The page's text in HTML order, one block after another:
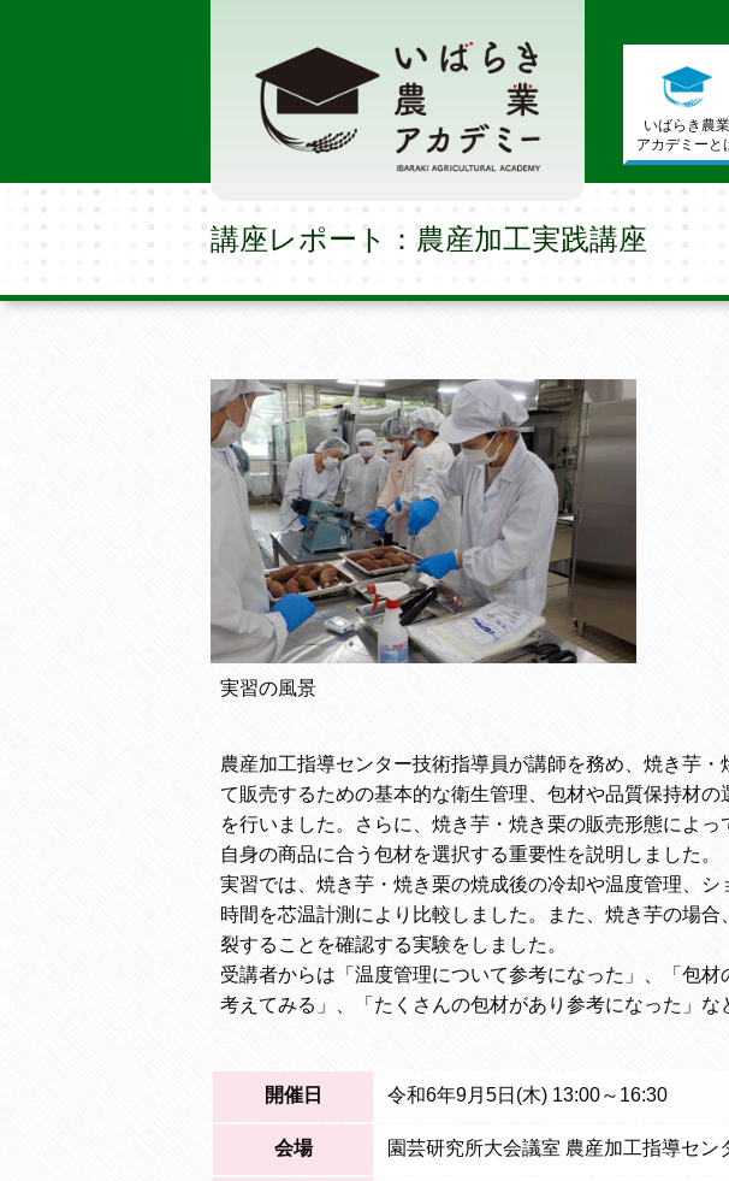
いばらき農業
アカデミーと
講座レポート：農産加工実践講座
実習の風景
農産加工指導センター技術指導員が講師を務め、焼き芋
て販売するための基本的な衛生管理、包材や品質保持材
を行いました。さらに、焼き芋・焼き栗の販売形態によっ
自身の商品に合う包材を選択する重要性を説明しました。
実習では、焼き芋・焼き栗の焼成後の冷却や温度管理、
時間を芯温計測により比較しました。また、焼き芋の場
裂することを確認する実験をしました。
受講者からは「温度管理について参考になった」、「包
考えてみる」、「たくさんの包材があり参考になった」な
開催日 令和6年9月5日(木) 13:00～16:30
会場 園芸研究所大会議室 農産加工指導セン